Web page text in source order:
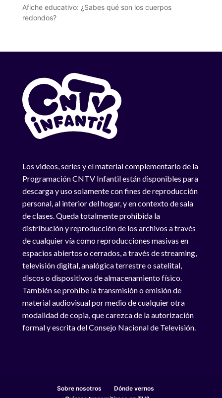
Afiche educativo: ¿Sabes qué son los cuerpos
redondos?
Los videos, series y el material complementario de la
Programación CNTV Infantil están disponibles para
descarga y uso solamente con fines de reproducción
personal, al interior del hogar, y en contexto de sala
de clases. Queda totalmente prohibida la
distribución y reproducción de los archivos a través
de cualquier vía como reproducciones masivas en
espacios abiertos o cerrados, a través de streaming,
televisión digital, analógica terrestre o satelital,
discos o dispositivos de almacenamiento físico.
También se prohíbe la transmisión o emisión de
material audiovisual por medio de cualquier otra
modalidad de copia, que carezca de la autorización
formal y escrita del Consejo Nacional de Televisión.
Sobre nosotros
Dónde vernos